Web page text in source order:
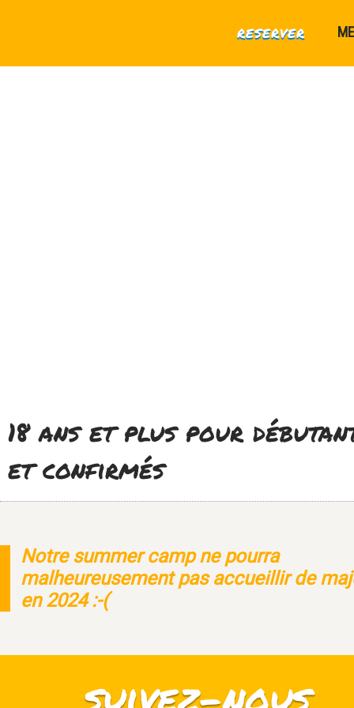
RESERVER
18 ans et plus pour
et confirmés
Notre summer camp ne pourra
malheureusement pas accueillir de
en 2024 :-(